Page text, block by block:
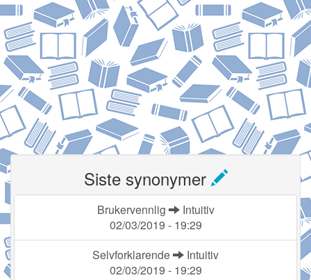
Siste synonymer
Brukervennlig
Intuitiv
02/03/2019 - 19:29
Selvforklarende
Intuitiv
02/03/2019 - 19:29